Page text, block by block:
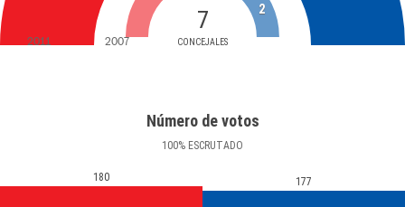
7
CONCEJALES
2
2011 2007
Número de votos
100% ESCRUTADO
180 177